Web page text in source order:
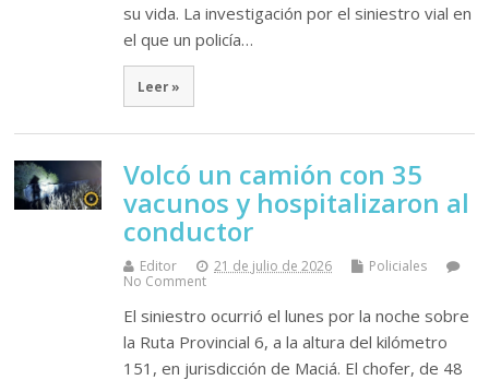
su vida. La investigación por el siniestro vial en
el que un policía…
Leer »
Volcó un camión con 35
vacunos y hospitalizaron al
conductor
Editor 21 de julio de 2026
Policiales
No Comment
El siniestro ocurrió el lunes por la noche sobre
la Ruta Provincial 6, a la altura del kilómetro
151, en jurisdicción de Maciá. El chofer, de 48